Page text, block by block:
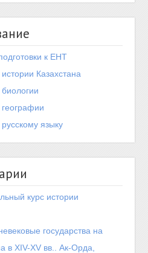
к ЕНТ
Казахстана
языку
курс истории
государства на
в XIV-XV вв.. Ак-Орда,